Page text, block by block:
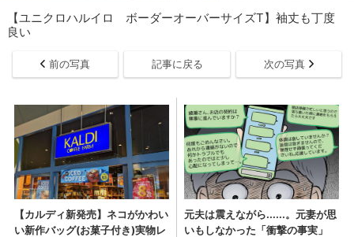
【ユニクロハルイロ ボーダーオーバーサイズT】袖丈も丁度
良い
前の写真 記事に戻る 次の写真